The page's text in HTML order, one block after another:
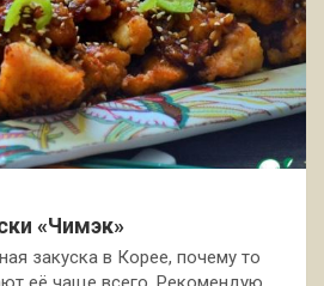
«Чимэк»
закуска в Корее, почему то